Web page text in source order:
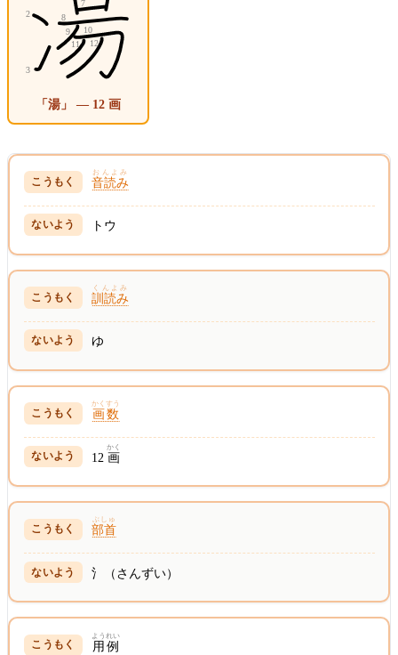
「湯」 — 12 画
音読み
おんよみ
トウ
訓読み
くんよみ
ゆ
画数
かくすう
12画
かく
部首
ぶしゅ
氵（さんずい）
用例
ようれい